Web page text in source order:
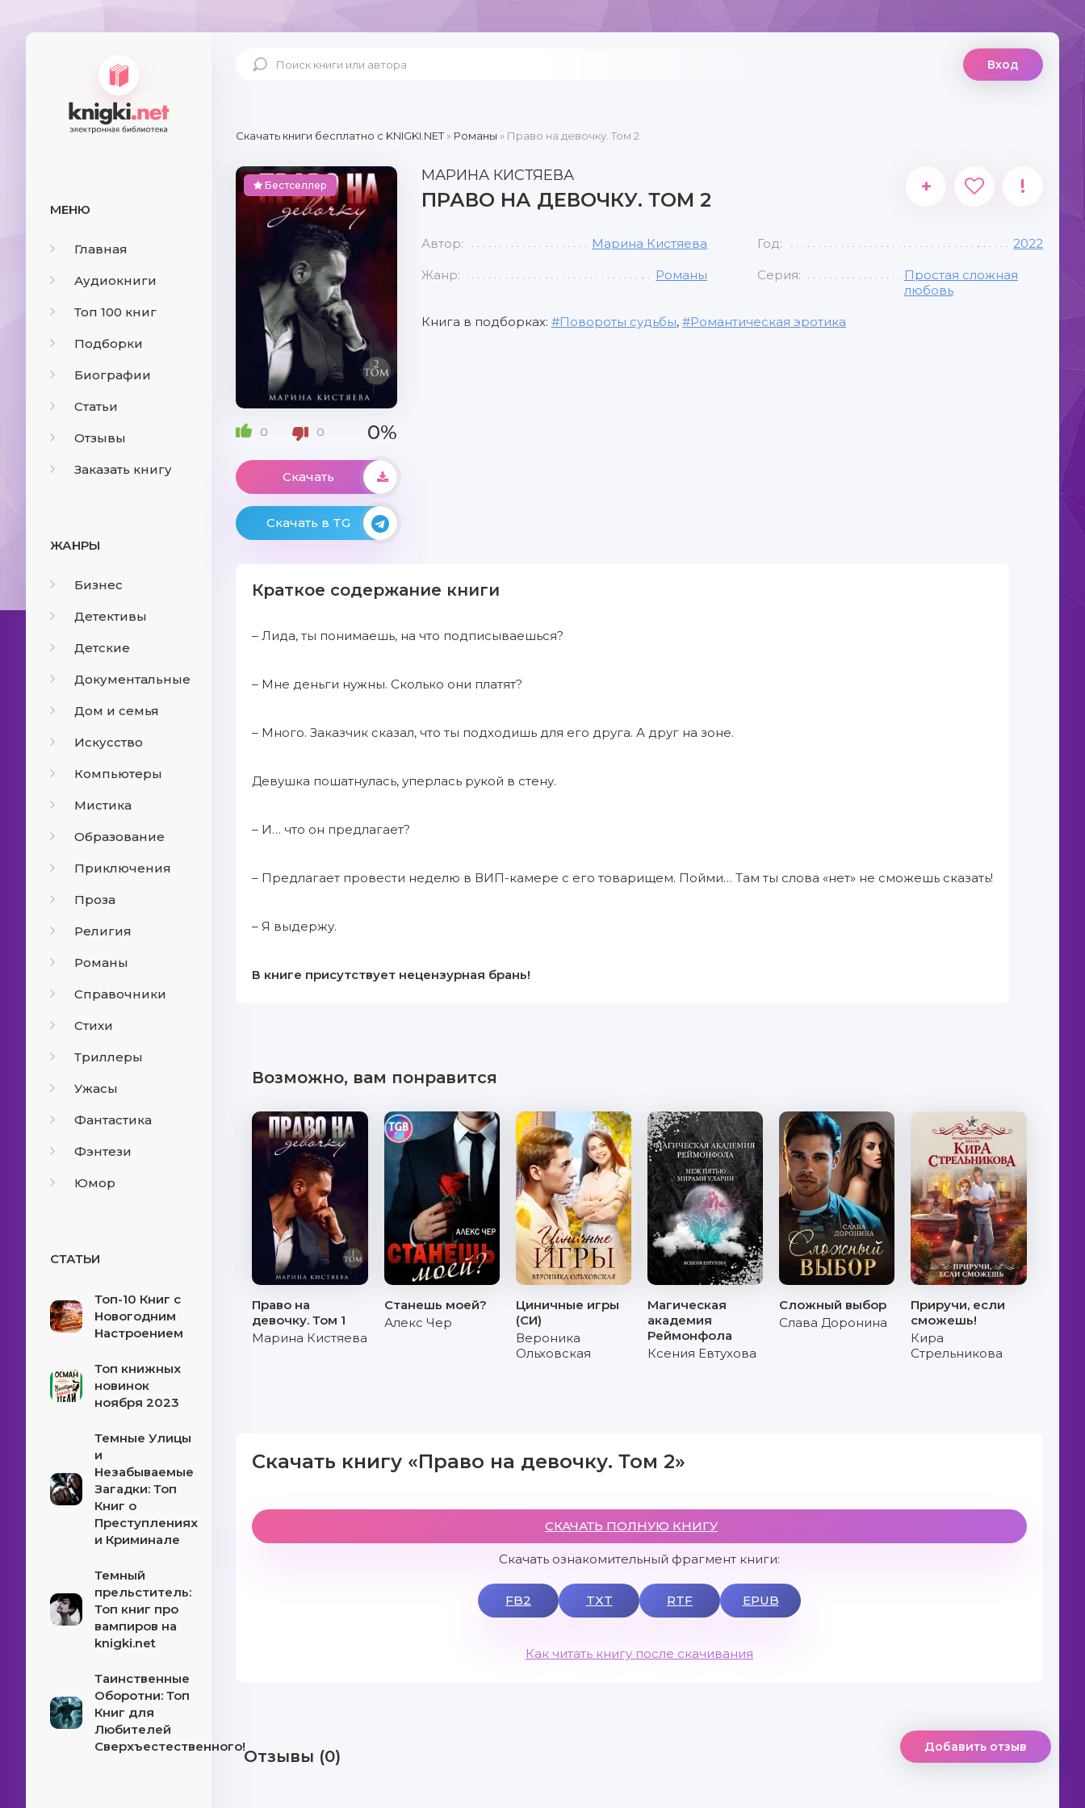
МЕНЮ
Главная
Аудиокниги
Топ 100 книг
Подборки
Биографии
Статьи
Отзывы
Заказать книгу
ЖАНРЫ
Бизнес
Детективы
Детские
Документальные
Дом и семья
Искусство
Компьютеры
Мистика
Образование
Приключения
Проза
Религия
Романы
Справочники
Стихи
Триллеры
Ужасы
Фантастика
Фэнтези
Юмор
СТАТЬИ
Топ-10 Книг с
Новогодним
Настроением
Топ книжных
новинок
ноября 2023
Темные Улицы
и
Незабываемые
Загадки: Топ
Книг о
Преступлениях
и Криминале
Темный
прельститель:
Топ книг про
вампиров на
knigki.net
Таинственные
Оборотни: Топ
Книг для
Любителей
Сверхъестественного!
Вход
Скачать книги бесплатно c KNIGKI.NET» Романы » Право на девочку. Том 2
Бестселлер
0 0 0%
Скачать
Скачать в TG
МАРИНА КИСТЯЕВА
ПРАВО НА ДЕВОЧКУ. ТОМ 2
+ !
Автор: Марина Кистяева Год: 2022
Жанр: Романы Серия:
Простая сложная
любовь
Книга в подборках: Повороты судьбы, Романтическая эротика
Краткое содержание книги
– Лида, ты понимаешь, на что подписываешься?
– Мне деньги нужны. Сколько они платят?
– Много. Заказчик сказал, что ты подходишь для его друга. А друг на зоне.
Девушка пошатнулась, уперлась рукой в стену.
– И… что он предлагает?
– Предлагает провести неделю в ВИП-камере с его товарищем. Пойми… Там ты слова «нет» не сможешь сказать!
– Я выдержу.
В книге присутствует нецензурная брань!
Возможно, вам понравится
Право на
девочку. Том 1
Марина Кистяева
Станешь моей?
Алекс Чер
Циничные игры
(СИ)
Вероника
Ольховская
Магическая
академия
Реймонфола
Ксения Евтухова
Сложный выбор
Слава Доронина
Приручи, если
сможешь!
Кира
Стрельникова
Скачать книгу «Право на девочку. Том 2»
СКАЧАТЬ ПОЛНУЮ КНИГУ
Скачать ознакомительный фрагмент книги:
FB2 TXT RTF EPUB
Как читать книгу после скачивания
Отзывы (0) Добавить отзыв